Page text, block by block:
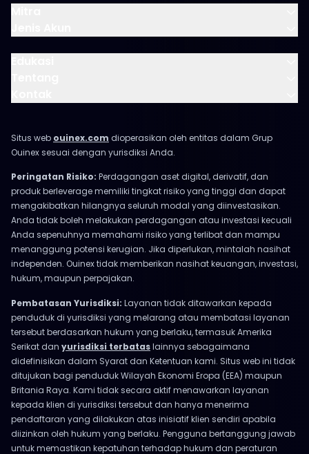
Situs web ouinex.com dioperasikan oleh entitas dalam Grup
Ouinex sesuai dengan yurisdiksi Anda.
Peringatan Risiko: Perdagangan aset digital, derivatif, dan
produk berleverage memiliki tingkat risiko yang tinggi dan dapat
mengakibatkan hilangnya seluruh modal yang diinvestasikan.
Anda tidak boleh melakukan perdagangan atau investasi kecuali
Anda sepenuhnya memahami risiko yang terlibat dan mampu
menanggung potensi kerugian. Jika diperlukan, mintalah nasihat
independen. Ouinex tidak memberikan nasihat keuangan, investasi,
hukum, maupun perpajakan.
Pembatasan Yurisdiksi: Layanan tidak ditawarkan kepada
penduduk di yurisdiksi yang melarang atau membatasi layanan
tersebut berdasarkan hukum yang berlaku, termasuk Amerika
Serikat dan yurisdiksi terbataslainnya sebagaimana
didefinisikan dalam Syarat dan Ketentuan kami. Situs web ini tidak
ditujukan bagi penduduk Wilayah Ekonomi Eropa (EEA) maupun
Britania Raya. Kami tidak secara aktif menawarkan layanan
kepada klien di yurisdiksi tersebut dan hanya menerima
pendaftaran yang dilakukan atas inisiatif klien sendiri apabila
diizinkan oleh hukum yang berlaku. Pengguna bertanggung jawab
untuk memastikan kepatuhan terhadap hukum dan peraturan